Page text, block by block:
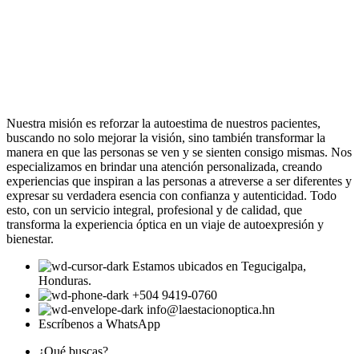
Nuestra misión es reforzar la autoestima de nuestros pacientes,
buscando no solo mejorar la visión, sino también transformar la
manera en que las personas se ven y se sienten consigo mismas. Nos
especializamos en brindar una atención personalizada, creando
experiencias que inspiran a las personas a atreverse a ser diferentes y
expresar su verdadera esencia con confianza y autenticidad. Todo
esto, con un servicio integral, profesional y de calidad, que
transforma la experiencia óptica en un viaje de autoexpresión y
bienestar.
Estamos ubicados en Tegucigalpa,
Honduras.
+504 9419-0760
info@laestacionoptica.hn
Escríbenos a WhatsApp